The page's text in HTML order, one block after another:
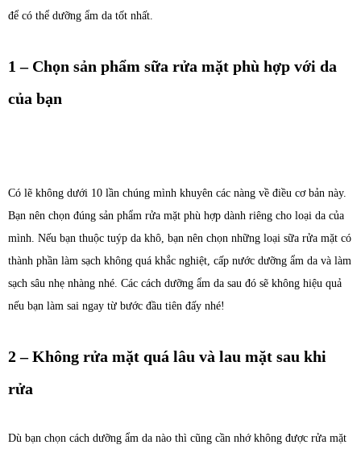
để có thể dưỡng ẩm da tốt nhất.
1 – Chọn sản phẩm sữa rửa mặt phù hợp với da
của bạn
Có lẽ không dưới 10 lần chúng mình khuyên các nàng về điều cơ bản này.
Bạn nên chọn đúng sản phẩm rửa mặt phù hợp dành riêng cho loại da của
mình. Nếu bạn thuộc tuýp da khô, bạn nên chọn những loại sữa rửa mặt có
thành phần làm sạch không quá khắc nghiệt, cấp nước dưỡng ẩm da và làm
sạch sâu nhẹ nhàng nhé. Các cách dưỡng ẩm da sau đó sẽ không hiệu quả
nếu bạn làm sai ngay từ bước đầu tiên đấy nhé!
2 – Không rửa mặt quá lâu và lau mặt sau khi
rửa
Dù bạn chọn cách dưỡng ẩm da nào thì cũng cần nhớ không được rửa mặt